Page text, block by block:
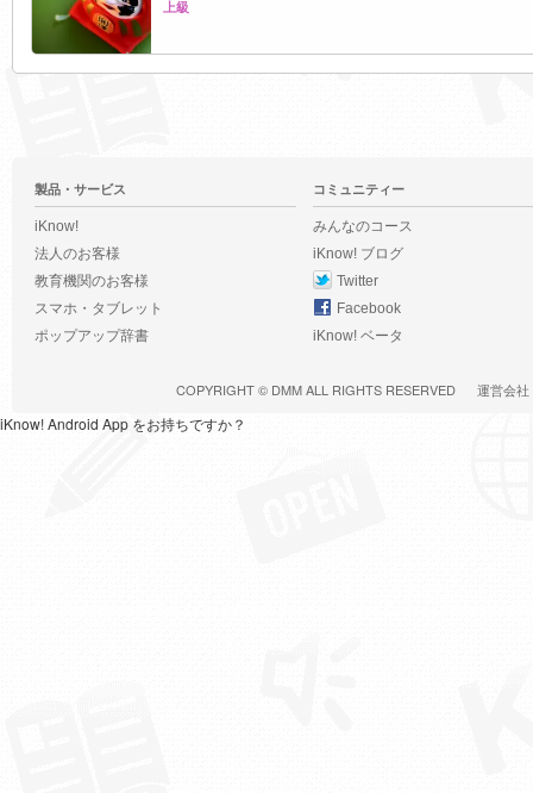
上級
製品・サービス
iKnow!
法人のお客様
教育機関のお客様
スマホ・タブレット
ポップアップ辞書
コミュニティー
みんなのコース
iKnow! ブログ
Twitter
Facebook
iKnow! ベータ
COPYRIGHT © DMMALL RIGHTS RESERVED 運営会社
iKnow! Android App をお持ちですか？